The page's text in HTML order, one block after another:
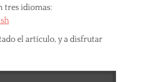
tres idiomas:
el artículo, y a disfrutar